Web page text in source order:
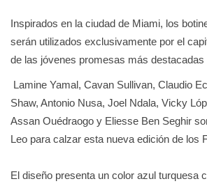
Inspirados en la ciudad de Miami, los
serán utilizados exclusivamente por el
de las jóvenes promesas más destacadas
Lamine Yamal, Cavan Sullivan, Claudio
Shaw, Antonio Nusa, Joel Ndala, Vicky
Assan Ouédraogo y Eliesse Ben Seghir
Leo para calzar esta nueva edición de los
El diseño presenta un color azul turquesa